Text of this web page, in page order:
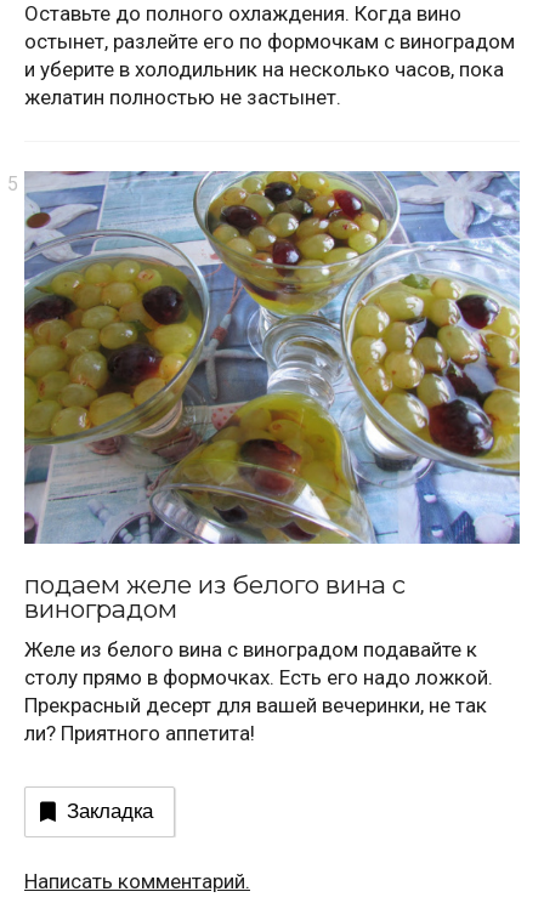
Оставьте до полного охлаждения. Когда вино
остынет, разлейте его по формочкам с виноградом
и уберите в холодильник на несколько часов, пока
желатин полностью не застынет.
подаем желе из белого вина с
виноградом
Желе из белого вина с виноградом подавайте к
столу прямо в формочках. Есть его надо ложкой.
Прекрасный десерт для вашей вечеринки, не так
ли? Приятного аппетита!
Закладка
Написать комментарий.